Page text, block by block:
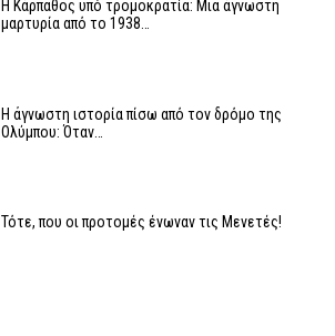
Η Κάρπαθος υπό τρομοκρατία: Μια άγνωστη
μαρτυρία από το 1938…
Η άγνωστη ιστορία πίσω από τον δρόμο της
Ολύμπου: Όταν…
Τότε, που οι προτομές ένωναν τις Μενετές!